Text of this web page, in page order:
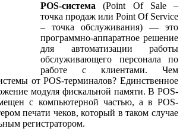
POS-система (Point Of Sale –
точка продаж или Point Of Service
– точка обслуживания) — это
программно-аппаратное решение
для автоматизации работы
обслуживающего персонала по
работе с клиентами. Чем
от POS-терминалов? Единственное
модуля фискальной памяти. В POS-
с компьютерной частью, а в POS-
печати чеков, который в таком случае
регистратором.